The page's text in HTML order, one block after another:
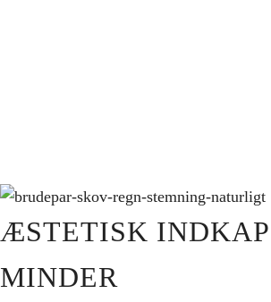
ÆSTETISK
MINDER